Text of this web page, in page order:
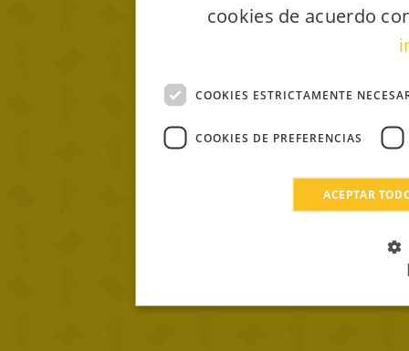
cookies de acuerdo
COOKIES ESTRICTAMENTE
COOKIES DE PREFERENCIAS
ACEPTAR